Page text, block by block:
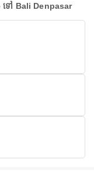
ទៅ Bali Denpasar